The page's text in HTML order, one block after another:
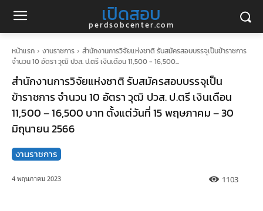
เปิดสอบ
perdsobcenter.com
หน้าแรก งานราชการ
สำนักงานการวิจัยแห่งชาติ รับสมัครสอบบรรจุเป็นข้าราชการ
จำนวน 10 อัตรา วุฒิ ปวส. ป.ตรี เงินเดือน 11,500 - 16,500...
สำนักงานการวิจัยแห่งชาติ รับสมัครสอบบรรจุเป็น
ข้าราชการ จำนวน 10 อัตรา วุฒิ ปวส. ป.ตรี เงินเดือน
11,500 – 16,500 บาท ตั้งแต่วันที่ 15 พฤษภาคม – 30
มิถุนายน 2566
งานราชการ
4 พฤษภาคม 2023 1103